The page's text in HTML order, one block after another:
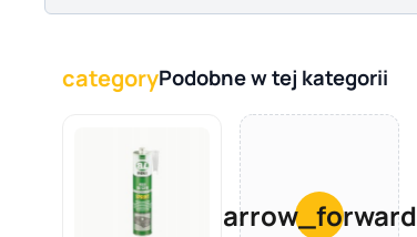
categoryPodobne w tej kategorii
arrow_forward